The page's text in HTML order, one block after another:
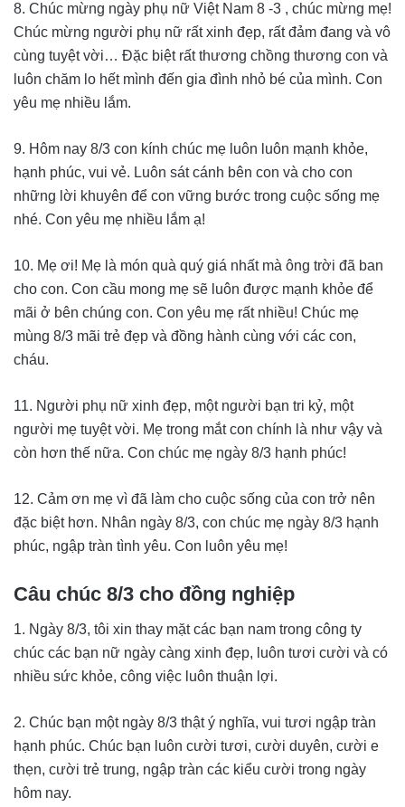
8. Chúc mừng ngày phụ nữ Việt Nam 8 -3 , chúc mừng mẹ!
Chúc mừng người phụ nữ rất xinh đẹp, rất đảm đang và vô
cùng tuyệt vời… Đặc biệt rất thương chồng thương con và
luôn chăm lo hết mình đến gia đình nhỏ bé của mình. Con
yêu mẹ nhiều lắm.
9. Hôm nay 8/3 con kính chúc mẹ luôn luôn mạnh khỏe,
hạnh phúc, vui vẻ. Luôn sát cánh bên con và cho con
những lời khuyên để con vững bước trong cuộc sống mẹ
nhé. Con yêu mẹ nhiều lắm ạ!
10. Mẹ ơi! Mẹ là món quà quý giá nhất mà ông trời đã ban
cho con. Con cầu mong mẹ sẽ luôn được mạnh khỏe để
mãi ở bên chúng con. Con yêu mẹ rất nhiều! Chúc mẹ
mùng 8/3 mãi trẻ đẹp và đồng hành cùng với các con,
cháu.
11. Người phụ nữ xinh đẹp, một người bạn tri kỷ, một
người mẹ tuyệt vời. Mẹ trong mắt con chính là như vậy và
còn hơn thế nữa. Con chúc mẹ ngày 8/3 hạnh phúc!
12. Cảm ơn mẹ vì đã làm cho cuộc sống của con trở nên
đặc biệt hơn. Nhân ngày 8/3, con chúc mẹ ngày 8/3 hạnh
phúc, ngập tràn tình yêu. Con luôn yêu mẹ!
Câu chúc 8/3 cho đồng nghiệp
1. Ngày 8/3, tôi xin thay mặt các bạn nam trong công ty
chúc các bạn nữ ngày càng xinh đẹp, luôn tươi cười và có
nhiều sức khỏe, công việc luôn thuận lợi.
2. Chúc bạn một ngày 8/3 thật ý nghĩa, vui tươi ngập tràn
hạnh phúc. Chúc bạn luôn cười tươi, cười duyên, cười e
thẹn, cười trẻ trung, ngập tràn các kiểu cười trong ngày
hôm nay.